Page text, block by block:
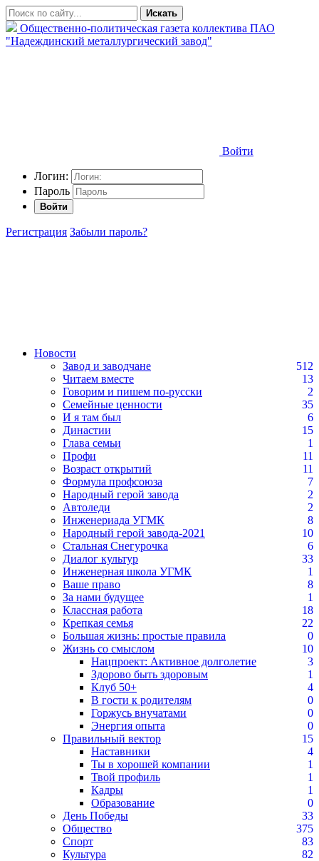
Искать
Общественно-политическая газета коллектива ПАО
"Надеждинский металлургический завод"
Войти
Логин:
Пароль
Войти
Регистрация Забыли пароль?
Новости
Завод и заводчане
512
Читаем вместе
13
Говорим и пишем по-русски
2
Семейные ценности
35
И я там был
6
Династии
15
Глава семьи
1
Профи
11
Возраст открытий
11
Формула профсоюза
7
Народный герой завода
2
Автоледи
2
Инженериада УГМК
8
Народный герой завода-2021
10
Стальная Снегурочка
6
Диалог культур
33
Инженерная школа УГМК
1
Ваше право
8
За нами будущее
1
Классная работа
18
Крепкая семья
22
Большая жизнь: простые правила
0
Жизнь со смыслом
10
Нацпроект: Активное долголетие
3
Здорово быть здоровым
1
Клуб 50+
4
В гости к родителям
0
Горжусь внучатами
0
Энергия опыта
0
Правильный вектор
15
Наставники
4
Ты в хорошей компании
1
Твой профиль
1
Кадры
1
Образование
0
День Победы
33
Общество
375
Спорт
83
Культура
82